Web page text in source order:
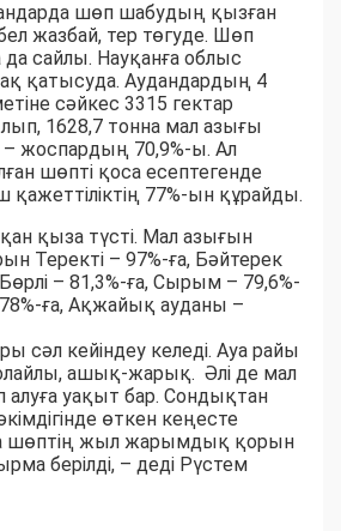
шөп шабудың қызған
жазбай, тер төгуде. Шөп
сайлы. Науқанға облыс
қатысуда. Аудандардың 4
сәйкес 3315 гектар
1628,7 тонна мал азығы
жоспардың 70,9%-ы. Ал
шөпті қоса есептегенде
қажеттіліктің 77%-ын құрайды.
қыза түсті. Мал азығын
Теректі – 97%-ға, Бәйтерек
– 81,3%-ға, Сырым – 79,6%-
ға, Ақжайық ауданы –
сәл кейіндеу келеді. Ауа райы
ашық-жарық. Әлі де мал
уақыт бар. Сондықтан
өткен кеңесте
шөптің жыл жарымдық қорын
берілді, – деді Рүстем